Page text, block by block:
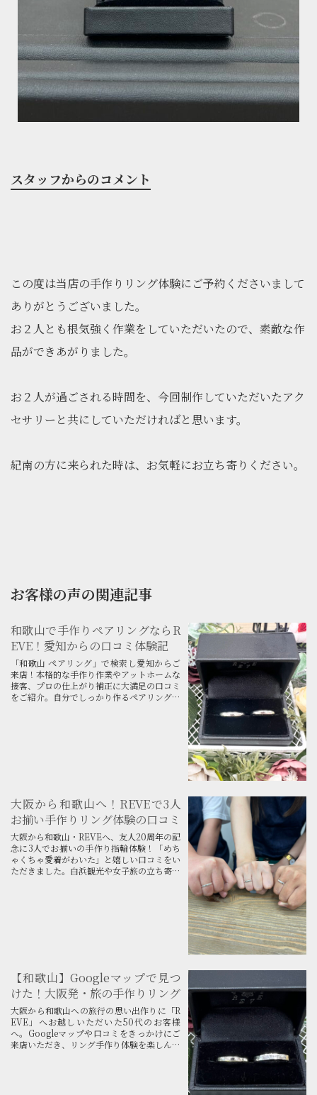
スタッフからのコメント
この度は当店の手作りリング体験にご予約くださいまして
ありがとうございました。
お２人とも根気強く作業をしていただいたので、素敵な作
品ができあがりました。
お２人が過ごされる時間を、今回制作していただいたアク
セサリーと共にしていただければと思います。
紀南の方に来られた時は、お気軽にお立ち寄りください。
お客様の声の関連記事
和歌山で手作りペアリングならR
EVE！愛知からの口コミ体験記
「和歌山 ペアリング」で検索し愛知からご
来店！本格的な手作り作業やアットホームな
接客、プロの仕上がり補正に大満足の口コミ
をご紹介。自分でしっかり作るペアリング体
大阪から和歌山へ！REVEで3人
お揃い手作りリング体験の口コミ
大阪から和歌山・REVEへ、友人20周年の記
念に3人でお揃いの手作り指輪体験！「めち
ゃくちゃ愛着がわいた」と嬉しい口コミをい
ただきました。白浜観光や女子旅の立ち寄り
【和歌山】Googleマップで見つ
けた！大阪発・旅の手作りリング
大阪から和歌山への旅行の思い出作りに「R
EVE」へお越しいただいた50代のお客様
へ。Googleマップや口コミをきっかけにご
来店いただき、リング手作り体験を楽しんで